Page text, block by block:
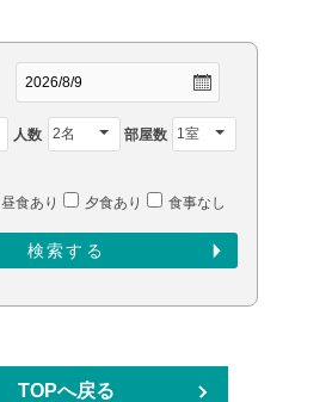
人数 部屋数
昼食あり 夕食あり 食事なし
TOPへ戻る